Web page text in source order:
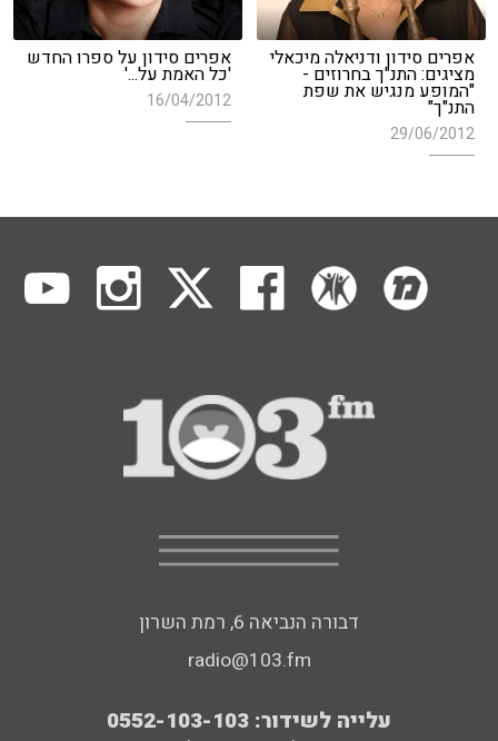
אפרים סידון ודניאלה מיכאלי
מציגים: התנ"ך בחרוזים -
"המופע מנגיש את שפת
התנ"ך"
29/06/2012
אפרים סידון על ספרו החדש
'כל האמת על...'
16/04/2012
דבורה הנביאה 6, רמת השרון
radio@103.fm
עלייה לשידור: 0552-103-103